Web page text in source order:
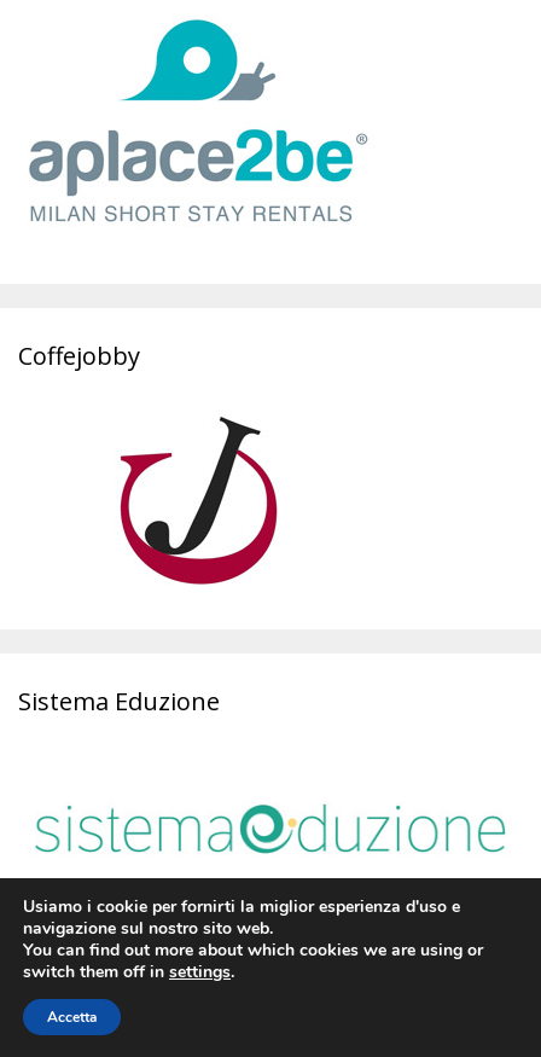
Coffejobby
Sistema Eduzione
Segui tutti i post di “50annieround” al tuo indirizzo
Usiamo i cookie per fornirti la miglior esperienza d'uso e
navigazione sul nostro sito web.
You can find out more about which cookies we are using or
switch them off in settings.
Accetta